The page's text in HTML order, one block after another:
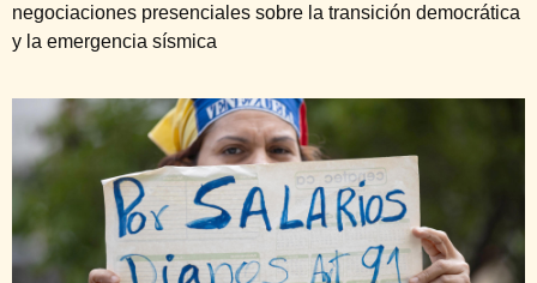
negociaciones presenciales sobre la transición democrática
y la emergencia sísmica